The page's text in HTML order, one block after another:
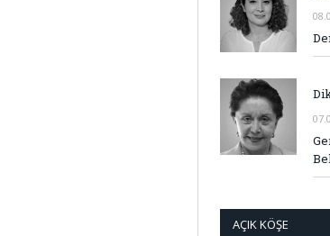
AÇIK KÖŞE